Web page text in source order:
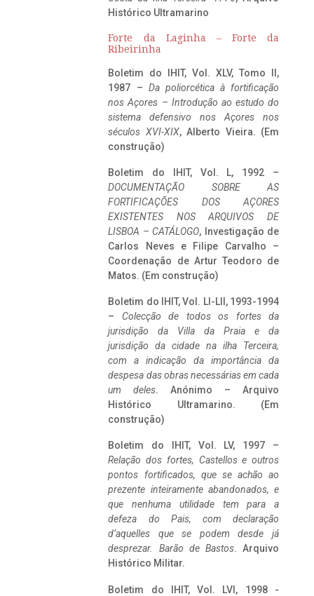
Histórico Ultramarino
Forte da Laginha – Forte da
Ribeirinha
Boletim do IHIT, Vol. XLV, Tomo II,
1987 – Da poliorcética à fortificação
nos Açores – Introdução ao estudo do
sistema defensivo nos Açores nos
séculos XVI-XIX, Alberto Vieira. (Em
construção)
Boletim do IHIT, Vol. L, 1992 –
DOCUMENTAÇÃO SOBRE AS
FORTIFICAÇÕES DOS AÇORES
EXISTENTES NOS ARQUIVOS DE
LISBOA – CATÁLOGO, Investigação de
Carlos Neves e Filipe Carvalho –
Coordenação de Artur Teodoro de
Matos. (Em construção)
Boletim do IHIT, Vol. LI-LII, 1993-1994
– Colecção de todos os fortes da
jurisdição da Villa da Praia e da
jurisdição da cidade na ilha Terceira,
com a indicação da importância da
despesa das obras necessárias em cada
um deles. Anónimo – Arquivo
Histórico Ultramarino. (Em
construção)
Boletim do IHIT, Vol. LV, 1997 –
Relação dos fortes, Castellos e outros
pontos fortificados, que se achão ao
prezente inteiramente abandonados, e
que nenhuma utilidade tem para a
defeza do Pais, com declaração
d’aquelles que se podem desde já
desprezar. Barão de Bastos. Arquivo
Histórico Militar.
Boletim do IHIT, Vol. LVI, 1998 -